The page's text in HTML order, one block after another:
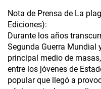
Nota de Prensa de La
Ediciones):
Durante los años
Segunda Guerra Mundial
principal medio de
entre los jóvenes de
popular que llegó a